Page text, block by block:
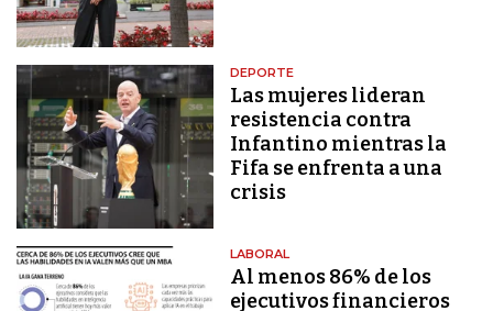
DEPORTE
Las mujeres lideran
resistencia contra
Infantino mientras la
Fifa se enfrenta a una
crisis
LABORAL
Al menos 86% de los
ejecutivos financieros